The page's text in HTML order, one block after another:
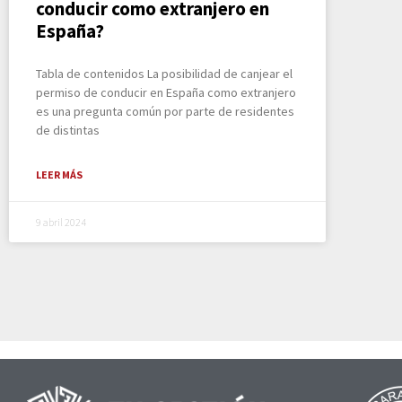
conducir como extranjero en
España?
Tabla de contenidos La posibilidad de canjear el
permiso de conducir en España como extranjero
es una pregunta común por parte de residentes
de distintas
LEER MÁS
9 abril 2024